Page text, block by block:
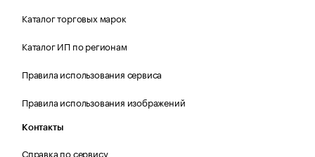
Каталог торговых марок
Каталог ИП по регионам
Правила использования сервиса
Правила использования изображений
Контакты
Справка по сервису